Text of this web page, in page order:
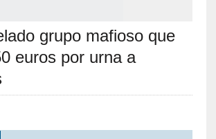
grupo mafioso que
euros por urna a